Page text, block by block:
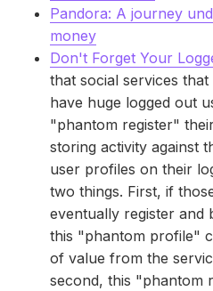
Pandora: A journey
money
Don't Forget Your
that social services
have huge logged out
"phantom register"
storing activity against
user profiles on their
two things. First, if
eventually register and
this "phantom profile"
of value from the
second, this "phantom